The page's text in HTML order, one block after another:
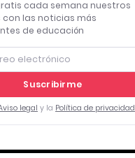
cada semana nuestros
las noticias más
de educación
Suscribirme
legal y la Política de privacidad